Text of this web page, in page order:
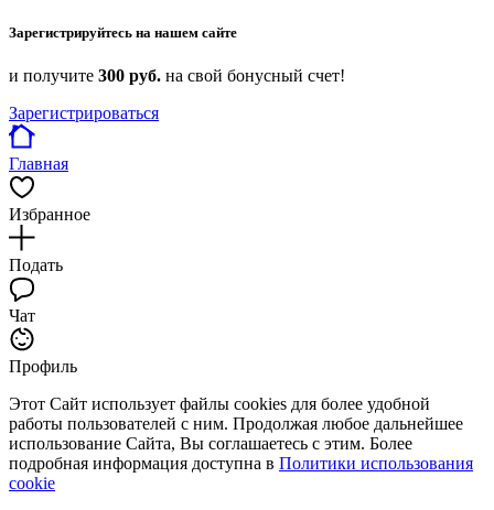
Зарегистрируйтесь на нашем сайте
и получите 300 руб. на свой бонусный счет!
Зарегистрироваться
Главная
Избранное
Подать
Чат
Профиль
Этот Сайт использует файлы cookies для более удобной
работы пользователей с ним. Продолжая любое дальнейшее
использование Сайта, Вы соглашаетесь с этим. Более
подробная информация доступна в Политики использования
cookie